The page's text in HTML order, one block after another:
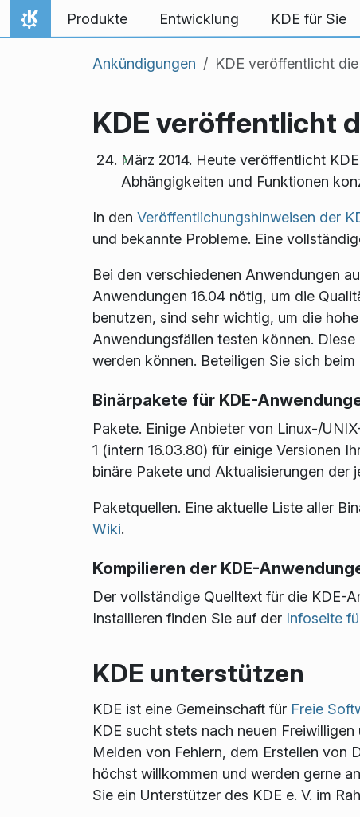
Zum Inhalt springen
Startseite
Produkte Entwicklung KDE für Sie
Ankündigungen KDE veröffentlicht
KDE veröffentlicht
März 2014. Heute veröffentlicht
Abhängigkeiten und Funktionen
In den Veröffentlichungshinweisen der
und bekannte Probleme. Eine
Bei den verschiedenen Anwendungen
Anwendungen 16.04 nötig, um die
benutzen, sind sehr wichtig, um die
Anwendungsfällen testen können.
werden können. Beteiligen Sie sich
Binärpakete für KDE-
Pakete. Einige Anbieter von Linux-/
1 (intern 16.03.80) für einige Versionen
binäre Pakete und Aktualisierungen der
Paketquellen. Eine aktuelle Liste aller
Wiki.
Kompilieren der KDE-
Der vollständige Quelltext für die KDE-
Installieren finden Sie auf der Infoseite
KDE unterstützen
KDE ist eine Gemeinschaft für Freie
KDE sucht stets nach neuen
Melden von Fehlern, dem Erstellen von
höchst willkommen und werden gerne
Sie ein Unterstützer des KDE e. V. im